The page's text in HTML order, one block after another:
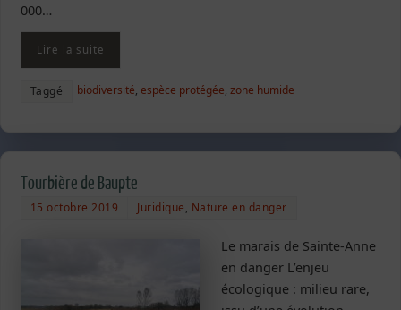
000…
Lire la suite
Taggé biodiversité,espèce protégée,zone humide
Tourbière de Baupte
15 octobre 2019 Juridique, Nature en danger
Le marais de Sainte-Anne
en danger L’enjeu
écologique : milieu rare,